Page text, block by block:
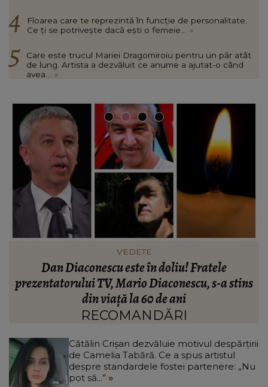
Floarea care te reprezintă în funcție de personalitate.
Ce ți se potrivește dacă ești o femeie...
»
Care este trucul Mariei Dragomiroiu pentru un păr atât
de lung. Artista a dezvăluit ce anume a ajutat-o când
avea...
»
INFORMATIILE ZILEI
Noi detalii în cazul bărbatului găsit îngropat în
curtea unei case din Botoșani. Ce îi mărturisise
fiului său înainte să dispară: „Așa a fost găsit
cadavrul!”
RECOMANDĂRI
Cătălin Crișan dezvăluie motivul despărțirii
de Camelia Tabără. Ce a spus artistul
despre standardele fostei partenere: „Nu
pot să...”